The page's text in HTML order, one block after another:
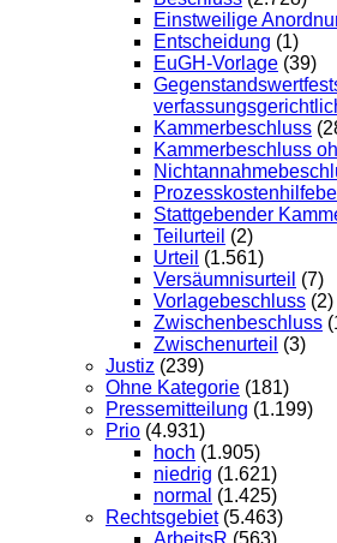
Einstweilige
Entscheidung (1)
EuGH-Vorlage (39)
Kammerbeschluss
Kammerbeschluss
Stattgebender
Teilurteil (2)
Urteil (1.561)
Versäumnisurteil (7)
Vorlagebeschluss (2)
Zwischenbeschluss
Zwischenurteil (3)
Justiz (239)
Ohne Kategorie (181)
Pressemitteilung (1.199)
Prio (4.931)
hoch (1.905)
niedrig (1.621)
normal (1.425)
Rechtsgebiet(5.463)